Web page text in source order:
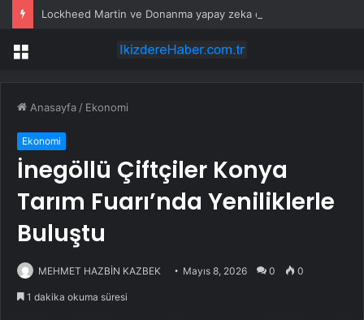
Menü
Anasayfa / Ekonomi
Ekonomi
İnegöllü Çiftçiler Konya
Tarım Fuarı’nda Yeniliklerle
Buluştu
MEHMET HAZBİN KAZBEK Mayıs 8, 2026 0 0
1 dakika okuma süresi